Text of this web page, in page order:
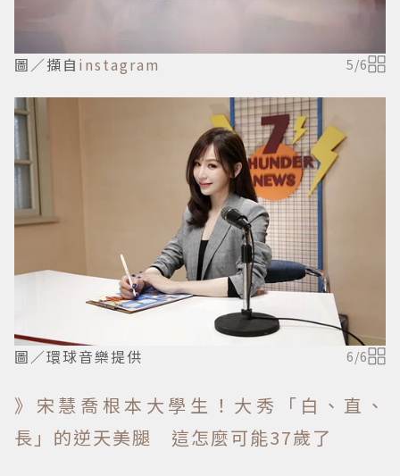
圖／擷自 instagram 5/6
圖／環球音樂提供 6/6
》宋慧喬根本大學生！大秀「白、直、
長」的逆天美腿 這怎麼可能37歲了